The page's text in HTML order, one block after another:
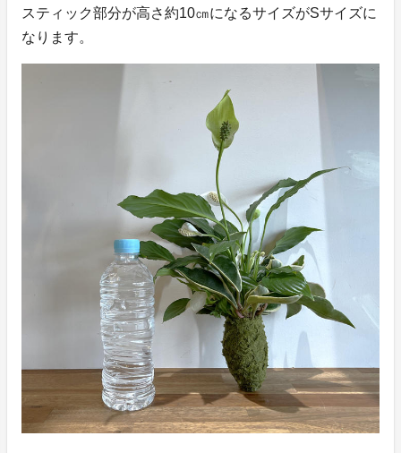
スティック部分が高さ約10㎝になるサイズがSサイズに
なります。